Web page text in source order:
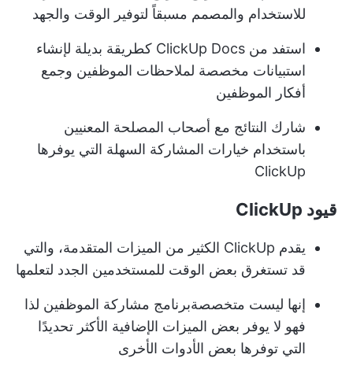
للاستخدام والمصمم مسبقاً لتوفير الوقت والجهد
استفد من ClickUp Docs كطريقة بديلة لإنشاء
استبيانات مخصصة لملاحظات الموظفين وجمع
أفكار الموظفين
شارك النتائج مع أصحاب المصلحة المعنيين
باستخدام خيارات المشاركة السهلة التي يوفرها
ClickUp
قيود ClickUp
يقدم ClickUp الكثير من الميزات المتقدمة، والتي
قد تستغرق بعض الوقت للمستخدمين الجدد لتعلمها
إنها ليست متخصصةبرنامج مشاركة الموظفين لذا
فهو لا يوفر بعض الميزات الإضافية الأكثر تحديدًا
التي توفرها بعض الأدوات الأخرى